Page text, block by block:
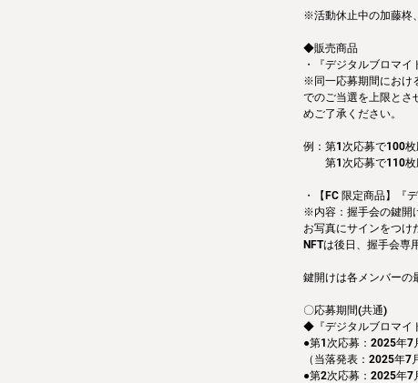
※活動休止中の加藤柊
◆販売商品
・『デジタルブロマ
※同一応募期間におけ
でのご当選を上限とさ
めご了承ください。
例：第1次応募で100
第1次応募で110枚
・【FC 限定商品】『
※内容：握手会の鍵開
お写真にサインをつけ
NFTは後日、握手会専
鍵開けは各メンバーの
〇応募期間(共通)
◆『デジタルブロマイ
●第1次応募：2025年
（当落発表：2025年7
●第2次応募：2025年